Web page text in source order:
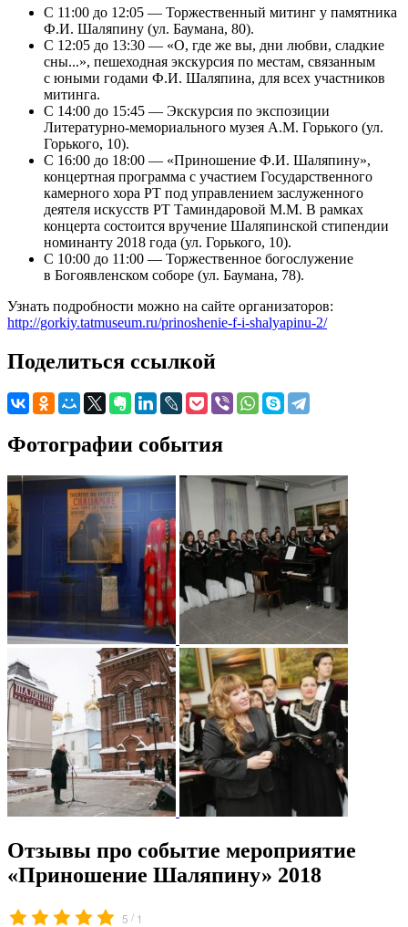
С 11:00 до 12:05 — Торжественный митинг у памятника
Ф.И. Шаляпину (ул. Баумана, 80).
С 12:05 до 13:30 — «О, где же вы, дни любви, сладкие
сны...», пешеходная экскурсия по местам, связанным
с юными годами Ф.И. Шаляпина, для всех участников
митинга.
С 14:00 до 15:45 — Экскурсия по экспозиции
Литературно-мемориального музея А.М. Горького (ул.
Горького, 10).
С 16:00 до 18:00 — «Приношение Ф.И. Шаляпину»,
концертная программа с участием Государственного
камерного хора РТ под управлением заслуженного
деятеля искусств РТ Таминдаровой М.М. В рамках
концерта состоится вручение Шаляпинской стипендии
номинанту 2018 года (ул. Горького, 10).
С 10:00 до 11:00 — Торжественное богослужение
в Богоявленском соборе (ул. Баумана, 78).
Узнать подробности можно на сайте организаторов:
http://gorkiy.tatmuseum.ru/prinoshenie-f-i-shalyapinu-2/
Поделиться ссылкой
Фотографии события
Отзывы про событие мероприятие
«Приношение Шаляпину» 2018
5 / 1